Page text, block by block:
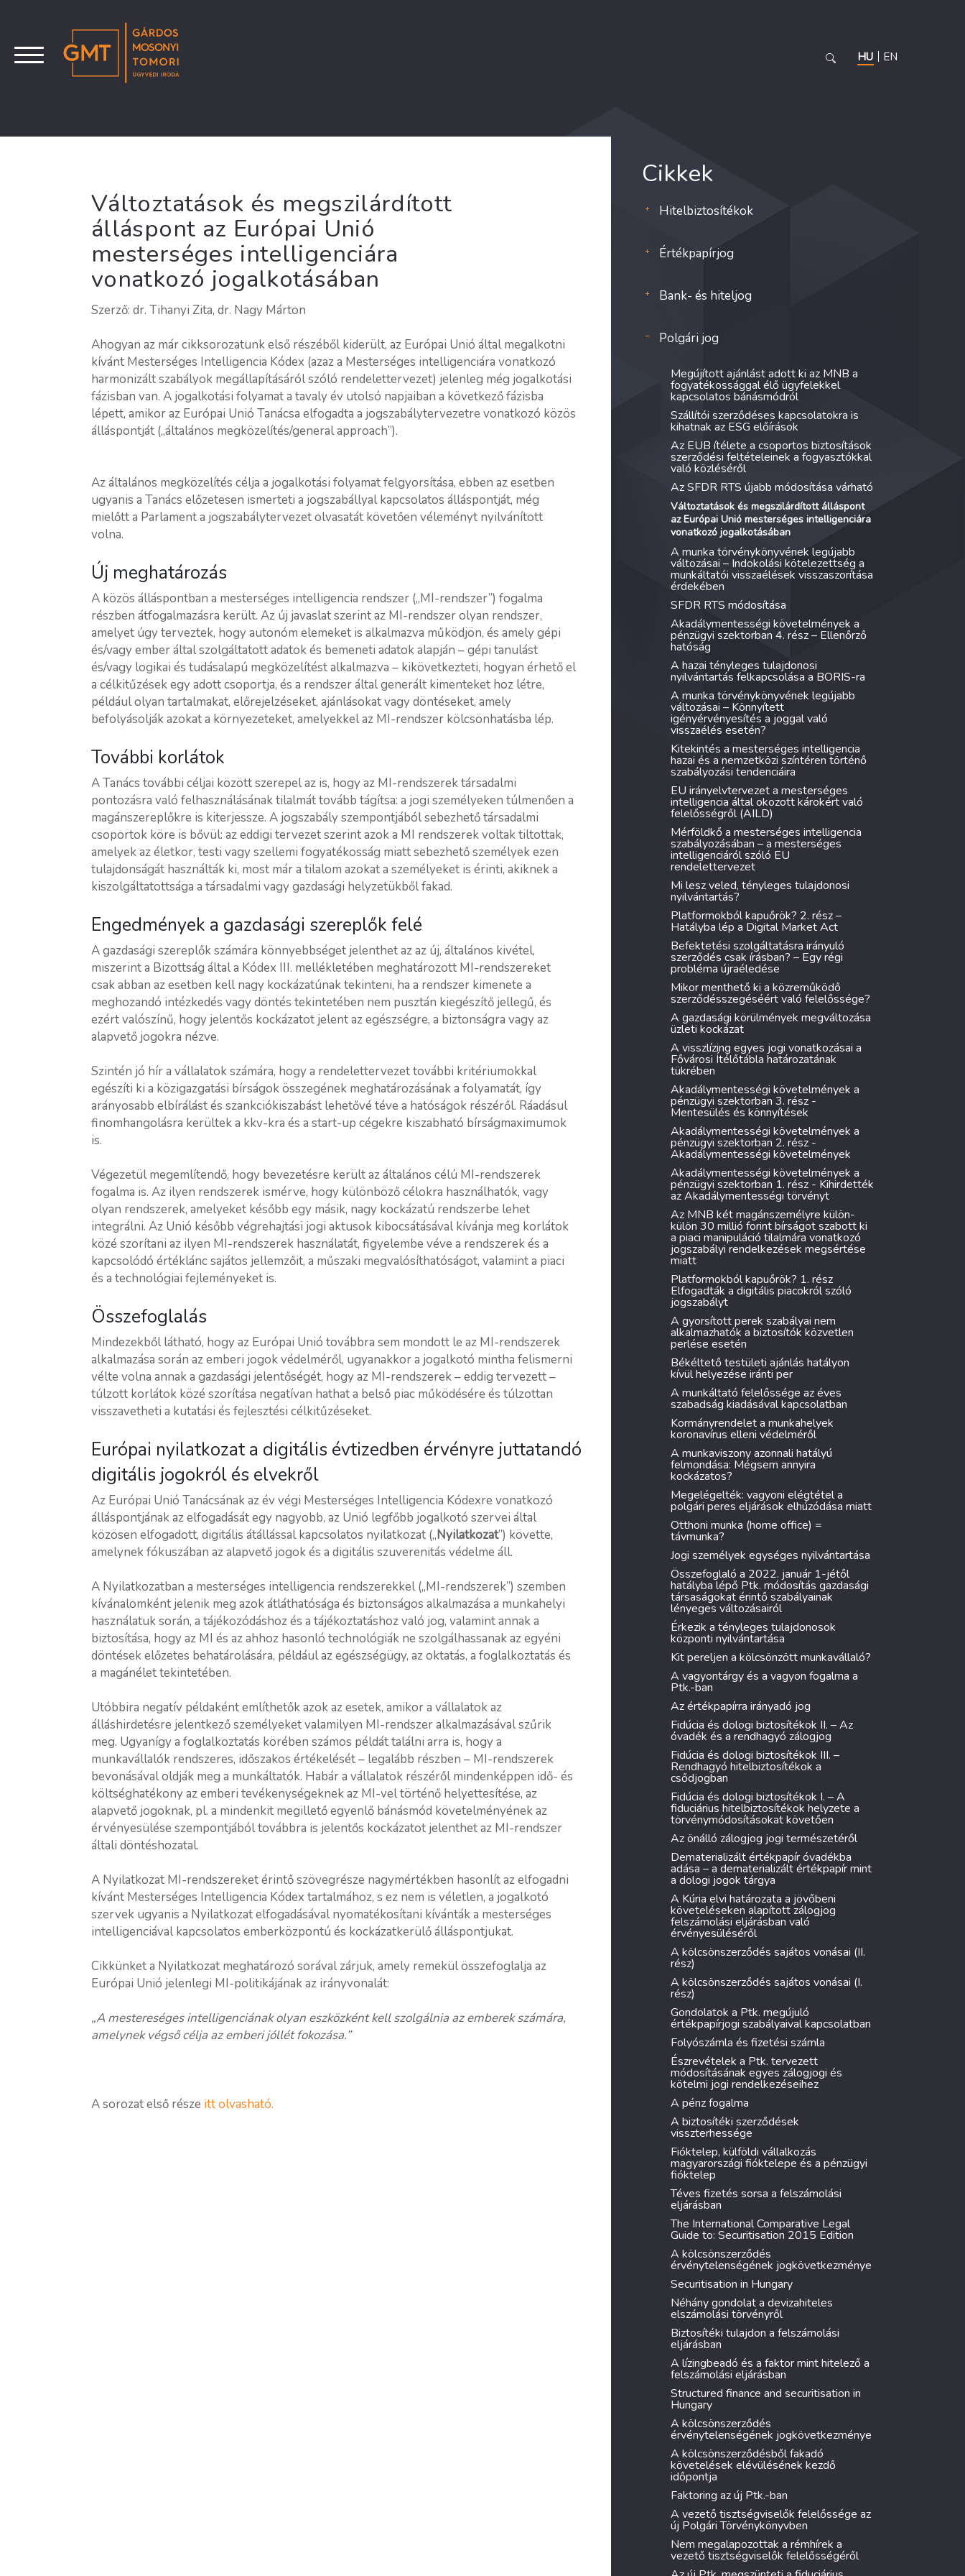
HU EN
Változtatások és megszilárdított
álláspont az Európai Unió
mesterséges intelligenciára
vonatkozó jogalkotásában
Szerző: dr. Tihanyi Zita, dr. Nagy Márton
Ahogyan az már cikksorozatunk első részéből kiderült, az Európai Unió által megalkotni
kívánt Mesterséges Intelligencia Kódex (azaz a Mesterséges intelligenciára vonatkozó
harmonizált szabályok megállapításáról szóló rendelettervezet) jelenleg még jogalkotási
fázisban van. A jogalkotási folyamat a tavaly év utolsó napjaiban a következő fázisba
lépett, amikor az Európai Unió Tanácsa elfogadta a jogszabálytervezetre vonatkozó közös
álláspontját („általános megközelítés/general approach”).
Az általános megközelítés célja a jogalkotási folyamat felgyorsítása, ebben az esetben
ugyanis a Tanács előzetesen ismerteti a jogszabállyal kapcsolatos álláspontját, még
mielőtt a Parlament a jogszabálytervezet olvasatát követően véleményt nyilvánított
volna.
Új meghatározás
A közös álláspontban a mesterséges intelligencia rendszer („MI-rendszer”) fogalma
részben átfogalmazásra került. Az új javaslat szerint az MI-rendszer olyan rendszer,
amelyet úgy terveztek, hogy autonóm elemeket is alkalmazva működjön, és amely gépi
és/vagy ember által szolgáltatott adatok és bemeneti adatok alapján – gépi tanulást
és/vagy logikai és tudásalapú megközelítést alkalmazva – kikövetkezteti, hogyan érhető el
a célkitűzések egy adott csoportja, és a rendszer által generált kimenteket hoz létre,
például olyan tartalmakat, előrejelzéseket, ajánlásokat vagy döntéseket, amely
befolyásolják azokat a környezeteket, amelyekkel az MI-rendszer kölcsönhatásba lép.
További korlátok
A Tanács további céljai között szerepel az is, hogy az MI-rendszerek társadalmi
pontozásra való felhasználásának tilalmát tovább tágítsa: a jogi személyeken túlmenően a
magánszereplőkre is kiterjessze. A jogszabály szempontjából sebezhető társadalmi
csoportok köre is bővül: az eddigi tervezet szerint azok a MI rendszerek voltak tiltottak,
amelyek az életkor, testi vagy szellemi fogyatékosság miatt sebezhető személyek ezen
tulajdonságát használták ki, most már a tilalom azokat a személyeket is érinti, akiknek a
kiszolgáltatottsága a társadalmi vagy gazdasági helyzetükből fakad.
Engedmények a gazdasági szereplők felé
A gazdasági szereplők számára könnyebbséget jelenthet az az új, általános kivétel,
miszerint a Bizottság által a Kódex III. mellékletében meghatározott MI-rendszereket
csak abban az esetben kell nagy kockázatúnak tekinteni, ha a rendszer kimenete a
meghozandó intézkedés vagy döntés tekintetében nem pusztán kiegészítő jellegű, és
ezért valószínű, hogy jelentős kockázatot jelent az egészségre, a biztonságra vagy az
alapvető jogokra nézve.
Szintén jó hír a vállalatok számára, hogy a rendelettervezet további kritériumokkal
egészíti ki a közigazgatási bírságok összegének meghatározásának a folyamatát, így
arányosabb elbírálást és szankciókiszabást lehetővé téve a hatóságok részéről. Ráadásul
finomhangolásra kerültek a kkv-kra és a start-up cégekre kiszabható bírságmaximumok
is.
Végezetül megemlítendő, hogy bevezetésre került az általános célú MI-rendszerek
fogalma is. Az ilyen rendszerek ismérve, hogy különböző célokra használhatók, vagy
olyan rendszerek, amelyeket később egy másik, nagy kockázatú rendszerbe lehet
integrálni. Az Unió később végrehajtási jogi aktusok kibocsátásával kívánja meg korlátok
közé szorítani az ilyen MI-rendszerek használatát, figyelembe véve a rendszerek és a
kapcsolódó értéklánc sajátos jellemzőit, a műszaki megvalósíthatóságot, valamint a piaci
és a technológiai fejleményeket is.
Összefoglalás
Mindezekből látható, hogy az Európai Unió továbbra sem mondott le az MI-rendszerek
alkalmazása során az emberi jogok védelméről, ugyanakkor a jogalkotó mintha felismerni
vélte volna annak a gazdasági jelentőségét, hogy az MI-rendszerek – eddig tervezett –
túlzott korlátok közé szorítása negatívan hathat a belső piac működésére és túlzottan
visszavetheti a kutatási és fejlesztési célkitűzéseket.
Európai nyilatkozat a digitális évtizedben érvényre juttatandó
digitális jogokról és elvekről
Az Európai Unió Tanácsának az év végi Mesterséges Intelligencia Kódexre vonatkozó
álláspontjának az elfogadását egy nagyobb, az Unió legfőbb jogalkotó szervei által
közösen elfogadott, digitális átállással kapcsolatos nyilatkozat („Nyilatkozat”) követte,
amelynek fókuszában az alapvető jogok és a digitális szuverenitás védelme áll.
A Nyilatkozatban a mesterséges intelligencia rendszerekkel („MI-rendszerek”) szemben
kívánalomként jelenik meg azok átláthatósága és biztonságos alkalmazása a munkahelyi
használatuk során, a tájékozódáshoz és a tájékoztatáshoz való jog, valamint annak a
biztosítása, hogy az MI és az ahhoz hasonló technológiák ne szolgálhassanak az egyéni
döntések előzetes behatárolására, például az egészségügy, az oktatás, a foglalkoztatás és
a magánélet tekintetében.
Utóbbira negatív példaként említhetők azok az esetek, amikor a vállalatok az
álláshirdetésre jelentkező személyeket valamilyen MI-rendszer alkalmazásával szűrik
meg. Ugyanígy a foglalkoztatás körében számos példát találni arra is, hogy a
munkavállalók rendszeres, időszakos értékelését – legalább részben – MI-rendszerek
bevonásával oldják meg a munkáltatók. Habár a vállalatok részéről mindenképpen idő- és
költséghatékony az emberi tevékenységeknek az MI-vel történő helyettesítése, az
alapvető jogoknak, pl. a mindenkit megillető egyenlő bánásmód követelményének az
érvényesülése szempontjából továbbra is jelentős kockázatot jelenthet az MI-rendszer
általi döntéshozatal.
A Nyilatkozat MI-rendszereket érintő szövegrésze nagymértékben hasonlít az elfogadni
kívánt Mesterséges Intelligencia Kódex tartalmához, s ez nem is véletlen, a jogalkotó
szervek ugyanis a Nyilatkozat elfogadásával nyomatékosítani kívánták a mesterséges
intelligenciával kapcsolatos emberközpontú és kockázatkerülő álláspontjukat.
Cikkünket a Nyilatkozat meghatározó sorával zárjuk, amely remekül összefoglalja az
Európai Unió jelenlegi MI-politikájának az irányvonalát:
„A mestereséges intelligenciának olyan eszközként kell szolgálnia az emberek számára,
amelynek végső célja az emberi jóllét fokozása.”
A sorozat első része itt olvasható.
Cikkek
Hitelbiztosítékok
Értékpapírjog
Bank- és hiteljog
Polgári jog
Megújított ajánlást adott ki az MNB a
fogyatékossággal élő ügyfelekkel
kapcsolatos bánásmódról
Szállítói szerződéses kapcsolatokra is
kihatnak az ESG előírások
Az EUB ítélete a csoportos biztosítások
szerződési feltételeinek a fogyasztókkal
való közléséről
Az SFDR RTS újabb módosítása várható
Változtatások és megszilárdított álláspont
az Európai Unió mesterséges intelligenciára
vonatkozó jogalkotásában
A munka törvénykönyvének legújabb
változásai – Indokolási kötelezettség a
munkáltatói visszaélések visszaszorítása
érdekében
SFDR RTS módosítása
Akadálymentességi követelmények a
pénzügyi szektorban 4. rész – Ellenőrző
hatóság
A hazai tényleges tulajdonosi
nyilvántartás felkapcsolása a BORIS-ra
A munka törvénykönyvének legújabb
változásai – Könnyített
igényérvényesítés a joggal való
visszaélés esetén?
Kitekintés a mesterséges intelligencia
hazai és a nemzetközi színtéren történő
szabályozási tendenciáira
EU irányelvtervezet a mesterséges
intelligencia által okozott károkért való
felelősségről (AILD)
Mérföldkő a mesterséges intelligencia
szabályozásában – a mesterséges
intelligenciáról szóló EU
rendelettervezet
Mi lesz veled, tényleges tulajdonosi
nyilvántartás?
Platformokból kapuőrök? 2. rész –
Hatályba lép a Digital Market Act
Befektetési szolgáltatásra irányuló
szerződés csak írásban? – Egy régi
probléma újraéledése
Mikor menthető ki a közreműködő
szerződésszegéséért való felelőssége?
A gazdasági körülmények megváltozása
üzleti kockázat
A visszlízing egyes jogi vonatkozásai a
Fővárosi Ítélőtábla határozatának
tükrében
Akadálymentességi követelmények a
pénzügyi szektorban 3. rész -
Mentesülés és könnyítések
Akadálymentességi követelmények a
pénzügyi szektorban 2. rész -
Akadálymentességi követelmények
Akadálymentességi követelmények a
pénzügyi szektorban 1. rész - Kihirdették
az Akadálymentességi törvényt
Az MNB két magánszemélyre külön-
külön 30 millió forint bírságot szabott ki
a piaci manipuláció tilalmára vonatkozó
jogszabályi rendelkezések megsértése
miatt
Platformokból kapuőrök? 1. rész
Elfogadták a digitális piacokról szóló
jogszabályt
A gyorsított perek szabályai nem
alkalmazhatók a biztosítók közvetlen
perlése esetén
Békéltető testületi ajánlás hatályon
kívül helyezése iránti per
A munkáltató felelőssége az éves
szabadság kiadásával kapcsolatban
Kormányrendelet a munkahelyek
koronavírus elleni védelméről
A munkaviszony azonnali hatályú
felmondása: Mégsem annyira
kockázatos?
Megelégelték: vagyoni elégtétel a
polgári peres eljárások elhúzódása miatt
Otthoni munka (home office) =
távmunka?
Jogi személyek egységes nyilvántartása
Összefoglaló a 2022. január 1-jétől
hatályba lépő Ptk. módosítás gazdasági
társaságokat érintő szabályainak
lényeges változásairól
Érkezik a tényleges tulajdonosok
központi nyilvántartása
Kit pereljen a kölcsönzött munkavállaló?
A vagyontárgy és a vagyon fogalma a
Ptk.-ban
Az értékpapírra irányadó jog
Fidúcia és dologi biztosítékok II. – Az
óvadék és a rendhagyó zálogjog
Fidúcia és dologi biztosítékok III. –
Rendhagyó hitelbiztosítékok a
csődjogban
Fidúcia és dologi biztosítékok I. – A
fiduciárius hitelbiztosítékok helyzete a
törvénymódosításokat követően
Az önálló zálogjog jogi természetéről
Dematerializált értékpapír óvadékba
adása – a dematerializált értékpapír mint
a dologi jogok tárgya
A Kúria elvi határozata a jövőbeni
követeléseken alapított zálogjog
felszámolási eljárásban való
érvényesüléséről
A kölcsönszerződés sajátos vonásai (II.
rész)
A kölcsönszerződés sajátos vonásai (I.
rész)
Gondolatok a Ptk. megújuló
értékpapírjogi szabályaival kapcsolatban
Folyószámla és fizetési számla
Észrevételek a Ptk. tervezett
módosításának egyes zálogjogi és
kötelmi jogi rendelkezéseihez
A pénz fogalma
A biztosítéki szerződések
visszterhessége
Fióktelep, külföldi vállalkozás
magyarországi fióktelepe és a pénzügyi
fióktelep
Téves fizetés sorsa a felszámolási
eljárásban
The International Comparative Legal
Guide to: Securitisation 2015 Edition
A kölcsönszerződés
érvénytelenségének jogkövetkezménye
Securitisation in Hungary
Néhány gondolat a devizahiteles
elszámolási törvényről
Biztosítéki tulajdon a felszámolási
eljárásban
A lízingbeadó és a faktor mint hitelező a
felszámolási eljárásban
Structured finance and securitisation in
Hungary
A kölcsönszerződés
érvénytelenségének jogkövetkezménye
A kölcsönszerződésből fakadó
követelések elévülésének kezdő
időpontja
Faktoring az új Ptk.-ban
A vezető tisztségviselők felelőssége az
új Polgári Törvénykönyvben
Nem megalapozottak a rémhírek a
vezető tisztségviselők felelősségéről